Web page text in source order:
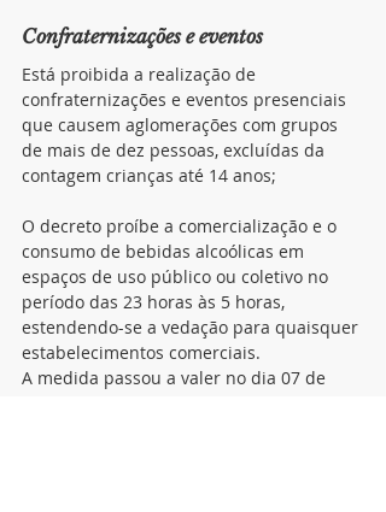
Confraternizações e eventos
Está proibida a realização de
confraternizações e eventos presenciais
que causem aglomerações com grupos
de mais de dez pessoas, excluídas da
contagem crianças até 14 anos;
O decreto proíbe a comercialização e o
consumo de bebidas alcoólicas em
espaços de uso público ou coletivo no
período das 23 horas às 5 horas,
estendendo-se a vedação para quaisquer
estabelecimentos comerciais.
A medida passou a valer no dia 07 de